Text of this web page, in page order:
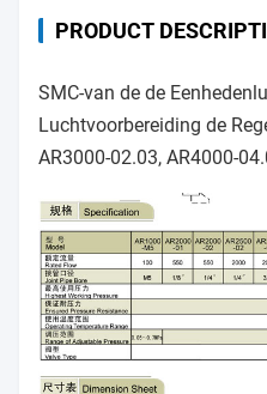
PRODUCT
SMC-van de de
Luchtvoorbereiding de
AR3000-02.03, AR4000-